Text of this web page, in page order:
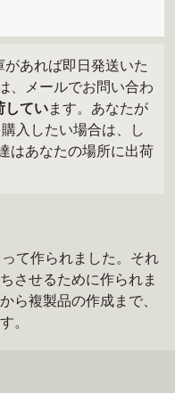
あれば即日発送いた
、メールでお問い合わ
しています。あなたが
入したい場合は、し
はあなたの場所に出荷
て作られました。それ
させるために作られま
ら複製品の作成まで、
。